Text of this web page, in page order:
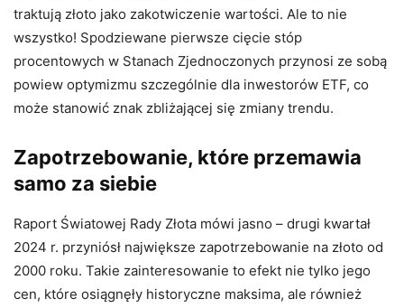
traktują złoto jako zakotwiczenie wartości. Ale to nie
wszystko! Spodziewane pierwsze cięcie stóp
procentowych w Stanach Zjednoczonych przynosi ze sobą
powiew optymizmu szczególnie dla inwestorów ETF, co
może stanowić znak zbliżającej się zmiany trendu.
Zapotrzebowanie, które przemawia
samo za siebie
Raport Światowej Rady Złota mówi jasno – drugi kwartał
2024 r. przyniósł największe zapotrzebowanie na złoto od
2000 roku. Takie zainteresowanie to efekt nie tylko jego
cen, które osiągnęły historyczne maksima, ale również